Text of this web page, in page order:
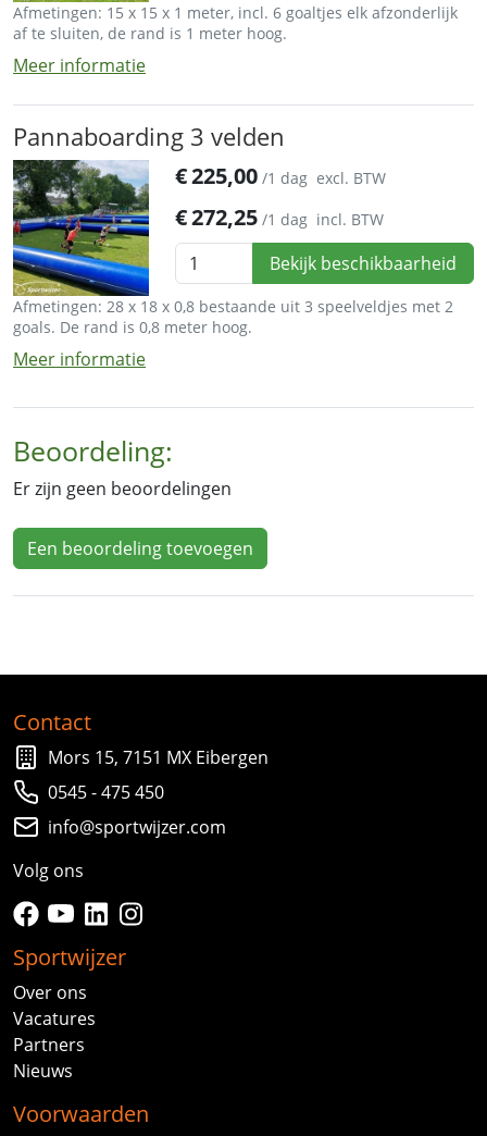
Afmetingen: 15 x 15 x 1 meter, incl. 6 goaltjes elk afzonderlijk
af te sluiten, de rand is 1 meter hoog.
Meer informatie
Pannaboarding 3 velden
€225,00 /1 dag excl. BTW
€272,25 /1 dag incl. BTW
Bekijk beschikbaarheid
Afmetingen: 28 x 18 x 0,8 bestaande uit 3 speelveldjes met 2
goals. De rand is 0,8 meter hoog.
Meer informatie
Beoordeling:
Er zijn geen beoordelingen
Een beoordeling toevoegen
Contact
Mors 15, 7151 MX Eibergen
0545 - 475 450
info@sportwijzer.com
Volg ons
facebookyoutubelinkedininstagram
Sportwijzer
Over ons
Vacatures
Partners
Nieuws
Voorwaarden